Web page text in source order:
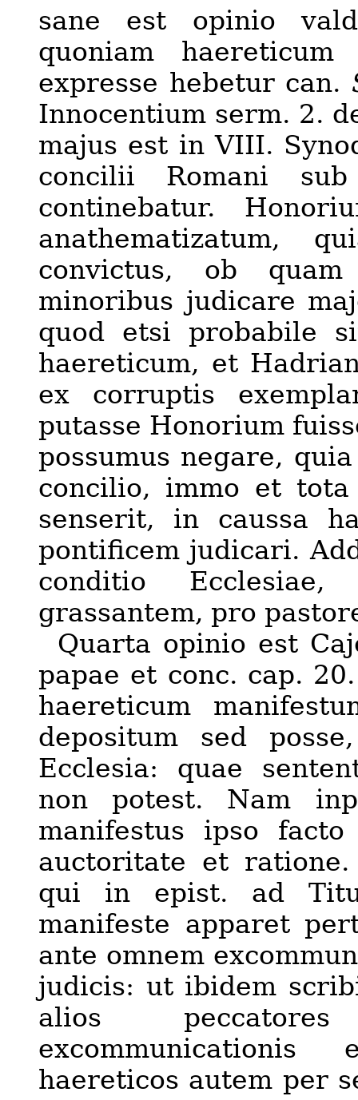
sane est opinio
quoniam
expresse hebetur can.
Innocentium serm. 2.
majus est in VIII.
concilii
Romani
continebatur.
anathematizatum,
convictus, ob
minoribus judicare
quod etsi probabile
haereticum, et
ex corruptis
putasse Honorium
possumus negare,
concilio, immo et tota
senserit, in caussa
pontificem judicari.
conditio
grassantem, pro
Quarta opinio est
papae et conc. cap.
haereticum
depositum sed
Ecclesia: quae
non potest. Nam
manifestus ipso
auctoritate et
qui in epist.
ad
manifeste apparet
ante omnem
judicis: ut ibidem
alios
haereticos autem per